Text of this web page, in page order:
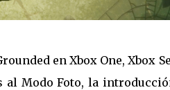
en Xbox One, Xbox
al Modo Foto, la